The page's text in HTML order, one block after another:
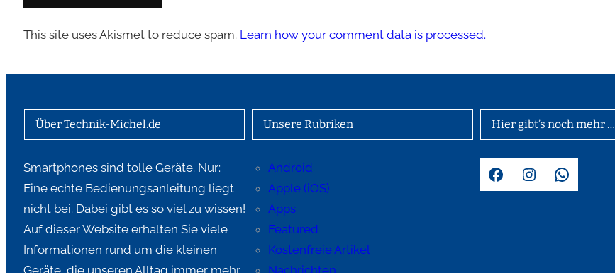
This site uses Akismet to reduce spam. Learn how your comment data is processed.
Über Technik-Michel.de
Smartphones sind tolle Geräte. Nur:
Eine echte Bedienungsanleitung liegt
nicht bei. Dabei gibt es so viel zu wissen!
Auf dieser Website erhalten Sie viele
Informationen rund um die kleinen
Unsere Rubriken
Android
Apple (iOS)
Apps
Featured
Kostenfreie Artikel
Hier gibt’s noch mehr …
Facebook Instagram WhatsApp